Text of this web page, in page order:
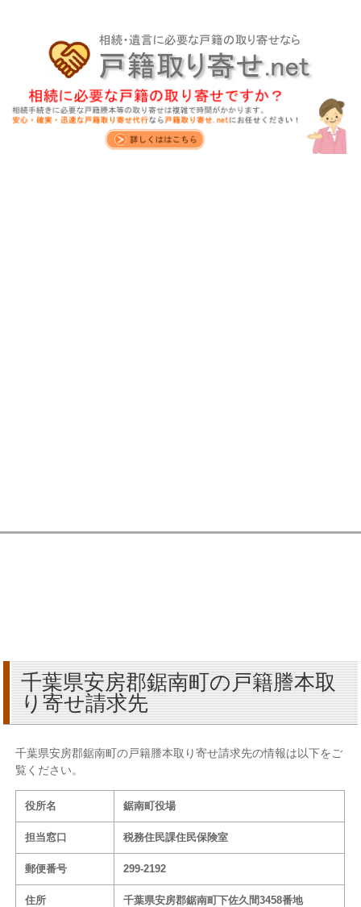
千葉県安房郡鋸南町の戸籍謄本取
り寄せ請求先
千葉県安房郡鋸南町の戸籍謄本取り寄せ請求先の情報は以下をご
覧ください。
役所名 鋸南町役場
担当窓口 税務住民課住民保険室
郵便番号 299-2192
住所 千葉県安房郡鋸南町下佐久間3458番地